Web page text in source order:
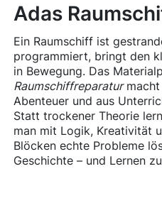
Adas
Ein Raumschiff ist
programmiert, bringt den
in Bewegung. Das
Raumschiffreparaturmacht
Abenteuer und aus
Statt trockener Theorie
man mit Logik, Kreativität
Blöcken echte Probleme
Geschichte – und Lernen